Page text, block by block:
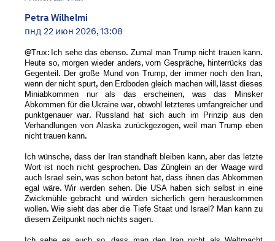
Petra Wilhelmi
пнд 22 июн 2026, 13:08
@Trux: Ich sehe das ebenso. Zumal man Trump nicht trauen kann.
Heute so, morgen wieder anders, vorn Gespräche, hinterrücks das
Gegenteil. Der große Mund von Trump, der immer noch den Iran,
wenn der nicht spurt, den Erdboden gleich machen will, lässt dieses
Miniabkommen nur als das erscheinen, was das Minsker
Abkommen für die Ukraine war, obwohl letzteres umfangreicher und
punktgenauer war. Russland hat sich auch im Prinzip aus den
Verhandlungen von Alaska zurückgezogen, weil man Trump eben
nicht trauen kann.
Ich wünsche, dass der Iran standhaft bleiben kann, aber das letzte
Wort ist noch nicht gesprochen. Das Zünglein an der Waage wird
auch Israel sein, was schon betont hat, dass ihnen das Abkommen
egal wäre. Wir werden sehen. Die USA haben sich selbst in eine
Zwickmühle gebracht und würden sicherlich gern herauskommen
wollen. Wie sieht das aber die Tiefe Staat und Israel? Man kann zu
diesem Zeitpunkt noch nichts sagen.